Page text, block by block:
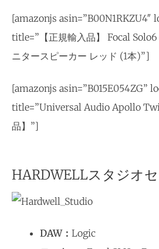
[amazonjs asin=”B00N1RKZU4″
title=”【正規輸入品】 Focal Solo6
ニタースピーカー レッド (1本)”]
[amazonjs asin=”B015E054ZG”
title=”Universal Audio Apollo
品】”]
HARDWELLスタジオ
DAW： Logic